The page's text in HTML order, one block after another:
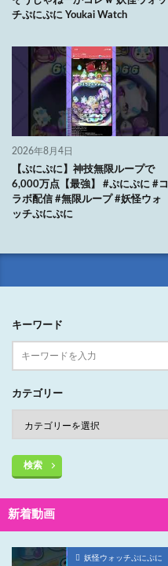
チぷにぷに Youkai Watch
2026年8月4日
【ぷにぷに】神技無限ループで
6,000万点【最強】 #ぷにぷに #コ
ラボ配信 #無限ループ #妖怪ウォ
ッチぷにぷに
キーワード
カテゴリー
検索
新着動画
妖怪ウォッチぷにぷに